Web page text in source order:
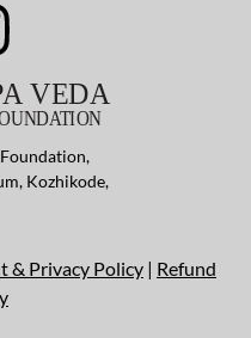
Kozhikode,
& Privacy Policy | Refund